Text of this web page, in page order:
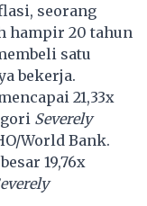
seorang
hampir 20 tahun
satu
bekerja.
21,33x
Severely
World Bank.
19,76x